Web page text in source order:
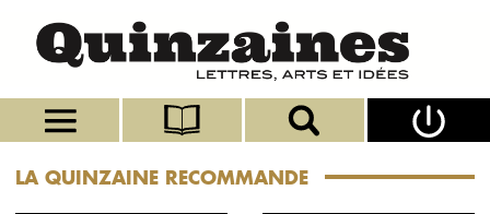
LA QUINZAINE RECOMMANDE